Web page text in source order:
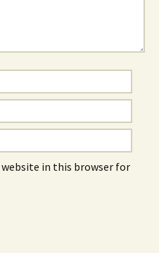
website in this browser for